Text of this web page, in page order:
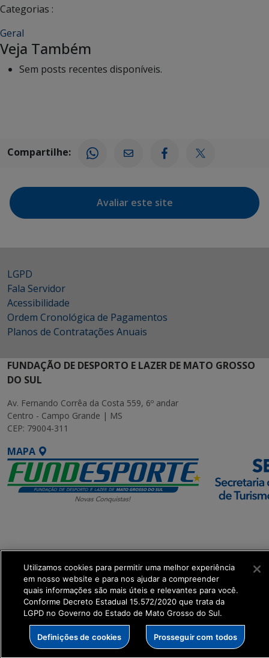
Categorias :
Geral
Veja Também
Sem posts recentes disponíveis.
Compartilhe:
Avaliar este site
LGPD
Fala Servidor
Acessibilidade
Ordem Cronológica de Pagamentos
Planos de Contratações Anuais
FUNDAÇÃO DE DESPORTO E LAZER DE MATO GROSSO
DO SUL
Av. Fernando Corrêa da Costa 559, 6º andar
Centro - Campo Grande | MS
CEP: 79004-311
MAPA
get_footer();
Utilizamos cookies para permitir uma melhor experiência
em nosso website e para nos ajudar a compreender
quais informações são mais úteis e relevantes para você.
Conforme Decreto Estadual 15.572/2020 que trata da
LGPD no Governo do Estado de Mato Grosso do Sul.
Definições de cookies Prosseguir com todos